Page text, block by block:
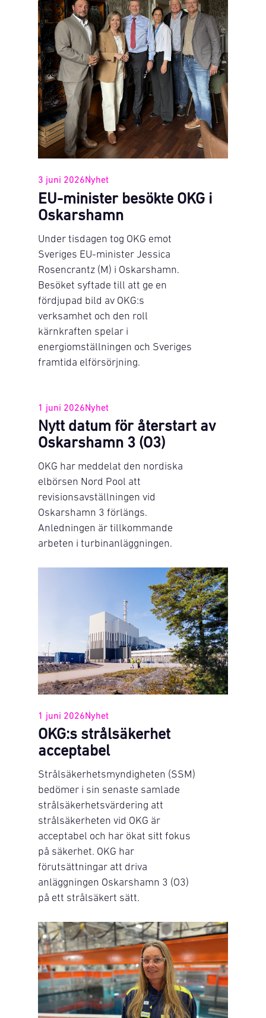
EU-minister besökte OKG i
Oskarshamn
3 juni 2026Nyhet
Under tisdagen tog OKG emot
Sveriges EU-minister Jessica
Rosencrantz (M) i Oskarshamn.
Besöket syftade till att ge en
fördjupad bild av OKG:s
verksamhet och den roll
kärnkraften spelar i
energiomställningen och Sveriges
framtida elförsörjning.
Nytt datum för återstart av
Oskarshamn 3 (O3)
1 juni 2026Nyhet
OKG har meddelat den nordiska
elbörsen Nord Pool att
revisionsavställningen vid
Oskarshamn 3 förlängs.
Anledningen är tillkommande
arbeten i turbinanläggningen.
OKG:s strålsäkerhet
acceptabel
1 juni 2026Nyhet
Strålsäkerhetsmyndigheten (SSM)
bedömer i sin senaste samlade
strålsäkerhetsvärdering att
strålsäkerheten vid OKG är
acceptabel och har ökat sitt fokus
på säkerhet. OKG har
förutsättningar att driva
anläggningen Oskarshamn 3 (O3)
på ett strålsäkert sätt.